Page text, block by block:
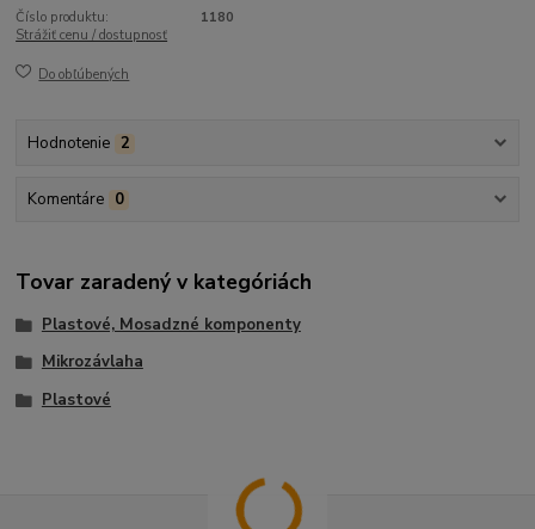
Číslo produktu:
1180
Strážiť cenu / dostupnosť
Do obľúbených
Hodnotenie 2
Komentáre 0
Tovar zaradený v kategóriách
Plastové, Mosadzné komponenty
Mikrozávlaha
Plastové